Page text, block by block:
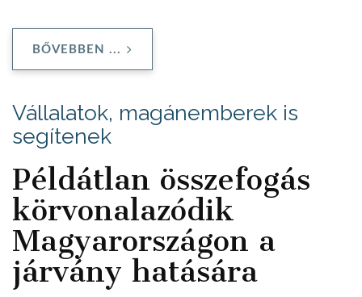
BŐVEBBEN ...
Vállalatok, magánemberek is
segítenek
Példátlan összefogás
körvonalazódik
Magyarországon a
járvány hatására